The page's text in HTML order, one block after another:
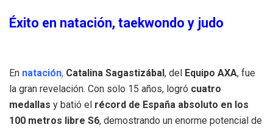
Éxito en natación, taekwondo y judo
En natación, Catalina Sagastizábal , del Equipo AXA, fue
la gran revelación. Con solo 15 años, logró cuatro
medallas y batió el récord de España absoluto en los
100 metros libre S6, demostrando un enorme potencial de